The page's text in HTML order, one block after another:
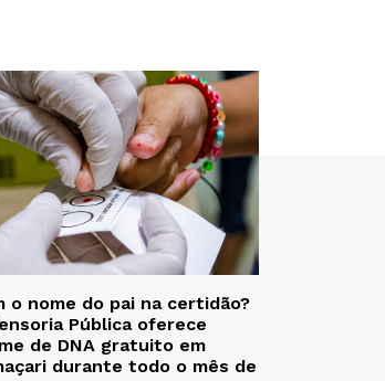
o nome do pai na certidão?
Pública oferece
de DNA gratuito em
durante todo o mês de